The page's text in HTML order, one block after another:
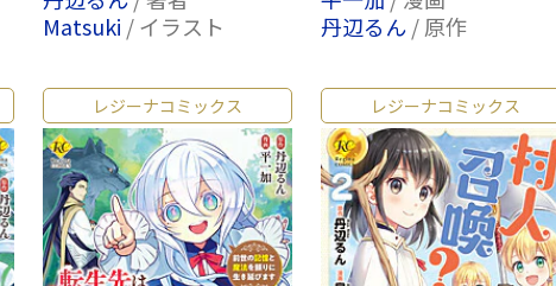
Matsuki / イラスト
丹辺るん/ 原作
レジーナコミックス レジーナコミックス